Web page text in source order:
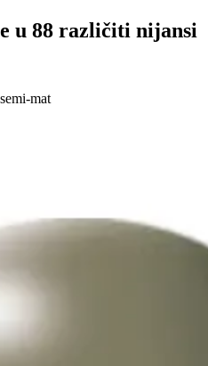
u 88 različiti nijansi
mat